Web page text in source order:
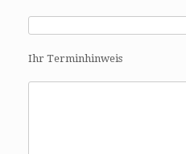
Ihr Terminhinweis